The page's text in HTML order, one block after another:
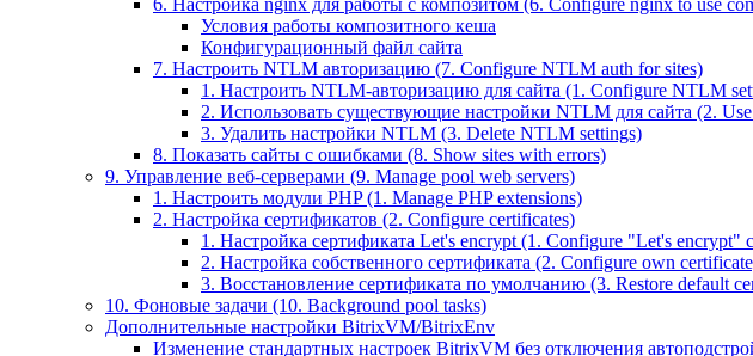
6. Настройка nginx для работы с композитом (6. Configure nginx to use
Условия работы композитного кеша
Конфигурационный файл сайта
7. Настроить NTLM авторизацию (7. Configure NTLM auth for sites)
1. Настроить NTLM-авторизацию для сайта (1. Configure NTLM
2. Использовать существующие настройки NTLM для сайта (2.
3. Удалить настройки NTLM (3. Delete NTLM settings)
8. Показать сайты с ошибками (8. Show sites with errors)
9. Управление веб-серверами (9. Manage pool web servers)
1. Настроить модули PHP (1. Manage PHP extensions)
2. Настройка сертификатов (2. Configure certificates)
1. Настройка сертификата Let's encrypt (1. Configure "Let's encrypt"
2. Настройка собственного сертификата (2. Configure own
3. Восстановление сертификата по умолчанию (3. Restore default
10. Фоновые задачи (10. Background pool tasks)
Дополнительные настройки BitrixVM/BitrixEnv
Изменение стандартных настроек BitrixVM без отключения